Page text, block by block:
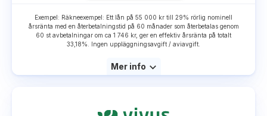
Exempel: Räkneexempel: Ett lån på 55 000 kr till 29% rörlig nominell
årsränta med en återbetalningstid på 60 månader som återbetalas genom
60 st avbetalningar om ca 1 746 kr, ger en effektiv årsränta på totalt
33,18%. Ingen uppläggningsavgift / aviavgift.
Mer info